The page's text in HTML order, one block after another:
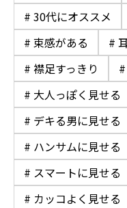
# 30代にオススメ
# 束感がある
#
# 襟足すっきり
# 大人っぽく見せる
# デキる男に見せる
# ハンサムに見せる
# スマートに見せる
# カッコよく見せる